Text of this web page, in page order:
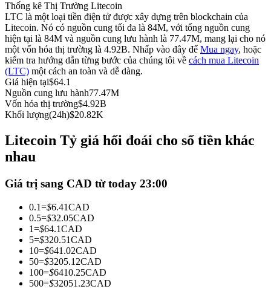
Sao chép Giao dịch
Trở thành Nhà giao dịch Sao chép
Tận hưởng chia sẻ lợi nhuận và hoa hồng giao dịch sao chép
Thống kê Thị Trường Litecoin
LTC là một loại tiền điện tử được xây dựng trên blockchain của
Litecoin. Nó có nguồn cung tối đa là 84M, với tổng nguồn cung
hiện tại là 84M và nguồn cung lưu hành là 77.47M, mang lại cho nó
một vốn hóa thị trường là 4.92B. Nhấp vào đây để Mua ngay, hoặc
kiểm tra hướng dẫn từng bước của chúng tôi về cách mua Litecoin
(LTC) một cách an toàn và dễ dàng.
Giá hiện tại$64.1
Nguồn cung lưu hành77.47M
Vốn hóa thị trường$4.92B
Khối lượng(24h)$20.82K
Litecoin Tỷ giá hối đoái cho số tiền khác
nhau
Giá trị sang CAD từ today 23:00
0.1=$6.41CAD
0.5=$32.05CAD
1=$64.1CAD
5=$320.51CAD
10=$641.02CAD
50=$3205.12CAD
100=$6410.25CAD
500=$32051.23CAD